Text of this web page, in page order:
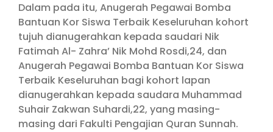
Dalam pada itu, Anugerah Pegawai Bomba
Bantuan Kor Siswa Terbaik Keseluruhan kohort
tujuh dianugerahkan kepada saudari Nik
Fatimah Al- Zahra’ Nik Mohd Rosdi,24, dan
Anugerah Pegawai Bomba Bantuan Kor Siswa
Terbaik Keseluruhan bagi kohort lapan
dianugerahkan kepada saudara Muhammad
Suhair Zakwan Suhardi,22, yang masing-
masing dari Fakulti Pengajian Quran Sunnah.